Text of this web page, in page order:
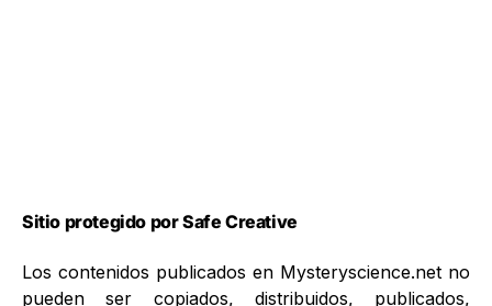
Sitio protegido por Safe Creative
Los contenidos publicados en Mysteryscience.net no
pueden ser copiados, distribuidos, publicados,